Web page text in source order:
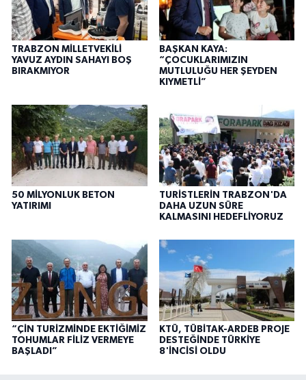
TRABZON MİLLETVEKİLİ
YAVUZ AYDIN SAHAYI BOŞ
BIRAKMIYOR
BAŞKAN KAYA:
“ÇOCUKLARIMIZIN
MUTLULUĞU HER ŞEYDEN
KIYMETLİ”
50 MİLYONLUK BETON
YATIRIMI
TURİSTLERİN TRABZON'DA
DAHA UZUN SÜRE
KALMASINI HEDEFLİYORUZ
“ÇİN TURİZMİNDE EKTİĞİMİZ
TOHUMLAR FİLİZ VERMEYE
BAŞLADI”
KTÜ, TÜBİTAK-ARDEB PROJE
DESTEĞİNDE TÜRKİYE
8'İNCİSİ OLDU